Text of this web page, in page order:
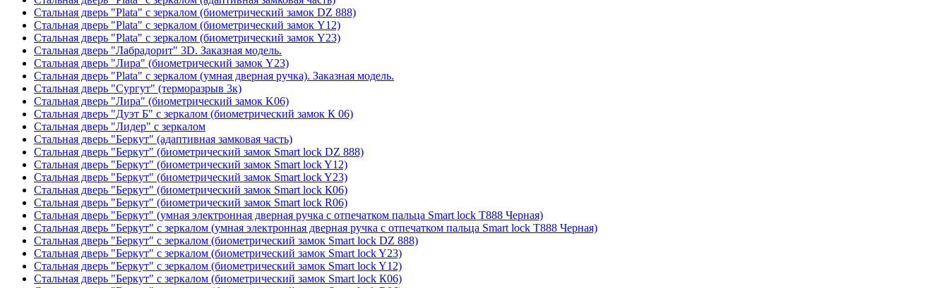
Стальная дверь "Plata" с зеркалом (биометрический замок DZ 888)
Стальная дверь "Plata" с зеркалом (биометрический замок Y12)
Стальная дверь "Plata" с зеркалом (биометрический замок Y23)
Стальная дверь "Лабрадорит" 3D. Заказная модель.
Стальная дверь "Лира" (биометрический замок Y23)
Стальная дверь "Plata" с зеркалом (умная дверная ручка). Заказная модель.
Стальная дверь "Сургут" (терморазрыв 3к)
Стальная дверь "Лира" (биометрический замок K06)
Стальная дверь "Дуэт Б" с зеркалом (биометрический замок К 06)
Стальная дверь "Лидер" с зеркалом
Стальная дверь "Беркут" (адаптивная замковая часть)
Стальная дверь "Беркут" (биометрический замок Smart lock DZ 888)
Стальная дверь "Беркут" (биометрический замок Smart lock Y12)
Стальная дверь "Беркут" (биометрический замок Smart lock Y23)
Стальная дверь "Беркут" (биометрический замок Smart lock К06)
Стальная дверь "Беркут" (биометрический замок Smart lock R06)
Стальная дверь "Беркут" (умная электронная дверная ручка с отпечатком пальца Smart lock T888 Черная)
Стальная дверь "Беркут" с зеркалом (умная электронная дверная ручка с отпечатком пальца Smart lock T888 Черная)
Стальная дверь "Беркут" с зеркалом (биометрический замок Smart lock DZ 888)
Стальная дверь "Беркут" с зеркалом (биометрический замок Smart lock Y23)
Стальная дверь "Беркут" с зеркалом (биометрический замок Smart lock Y12)
Стальная дверь "Беркут" с зеркалом (биометрический замок Smart lock К06)